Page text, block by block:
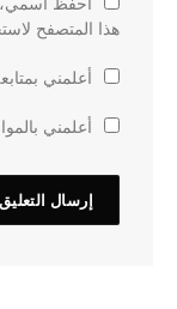
هذا المتصفح
أعلمني
أعلمني